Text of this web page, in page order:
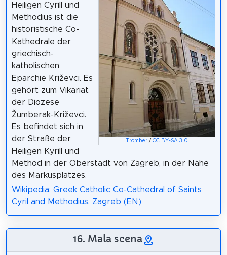
Tromber /CC BY-SA 3.0
Heiligen Cyrill und
Methodius ist die
historistische Co-
Kathedrale der
griechisch-
katholischen
Eparchie Križevci. Es
gehört zum Vikariat
der Diözese
Žumberak-Križevci.
Es befindet sich in
der Straße der
Heiligen Kyrill und
Method in der Oberstadt von Zagreb, in der Nähe
des Markusplatzes.
Wikipedia: Greek Catholic Co-Cathedral of Saints
Cyril and Methodius, Zagreb (EN)
16. Mala scena